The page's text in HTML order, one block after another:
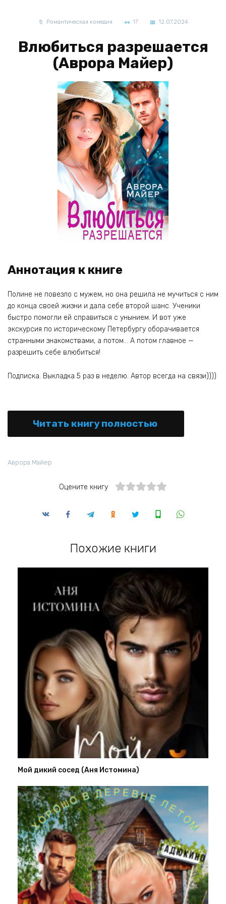
Романтическая комедия 17 12.07.2024
Влюбиться разрешается
(Аврора Майер)
Аннотация к книге
Полине не повезло с мужем, но она решила не мучиться с ним
до конца своей жизни и дала себе второй шанс. Ученики
быстро помогли ей справиться с унынием. И вот уже
экскурсия по историческому Петербургу оборачивается
странными знакомствами, а потом… А потом главное —
разрешить себе влюбиться!
Подписка. Выкладка 5 раз в неделю. Автор всегда на связи))))
Читать книгу полностью
Аврора Майер
Оцените книгу
Похожие книги
Мой дикий сосед (Аня Истомина)